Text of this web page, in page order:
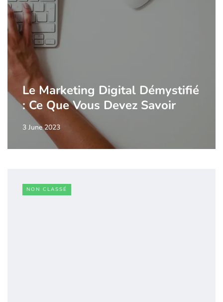
Le Marketing Digital Démystifié
: Ce Que Vous Devez Savoir
3 June 2023
NON CLASSÉ